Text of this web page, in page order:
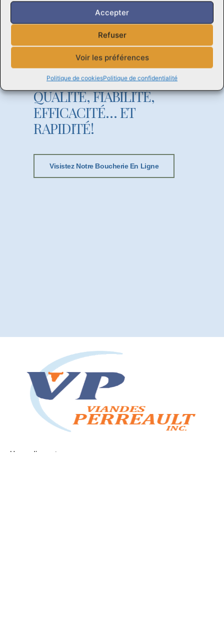
Accepter
Refuser
Voir les préférences
Politique de cookiesPolitique de confidentialité
À la recherche d'un boucherie?
QUALITÉ, FIABILITÉ,
EFFICACITÉ… ET
RAPIDITÉ!
Visistez Notre Boucherie En Ligne
Heure d’ouverture: